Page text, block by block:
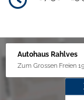
Autohaus Rahlves
Zum Grossen Freien